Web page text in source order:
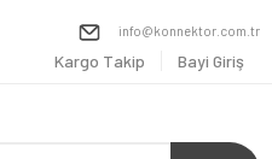
info@konnektor.com.tr
Kargo Takip Bayi Giriş